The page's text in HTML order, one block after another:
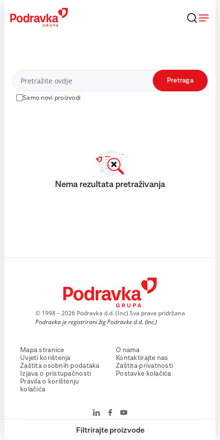
content
Proizvodi
Samo novi proizvodi
Pretraga
Filtrirajte proizvode
Nema rezultata pretraživanja
© 1998 – 2026 Podravka d.d. (Inc) Sva prava pridržana
Podravka je registrirani žig Podravke d.d. (Inc.)
Mapa stranice
Uvjeti korištenja
Zaštita osobnih podataka
Izjava o pristupačnosti
Pravila o korištenju
kolačića
O nama
Kontaktirajte nas
Zaštita privatnosti
Postavke kolačića